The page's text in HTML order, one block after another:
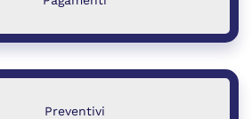
Preventivi